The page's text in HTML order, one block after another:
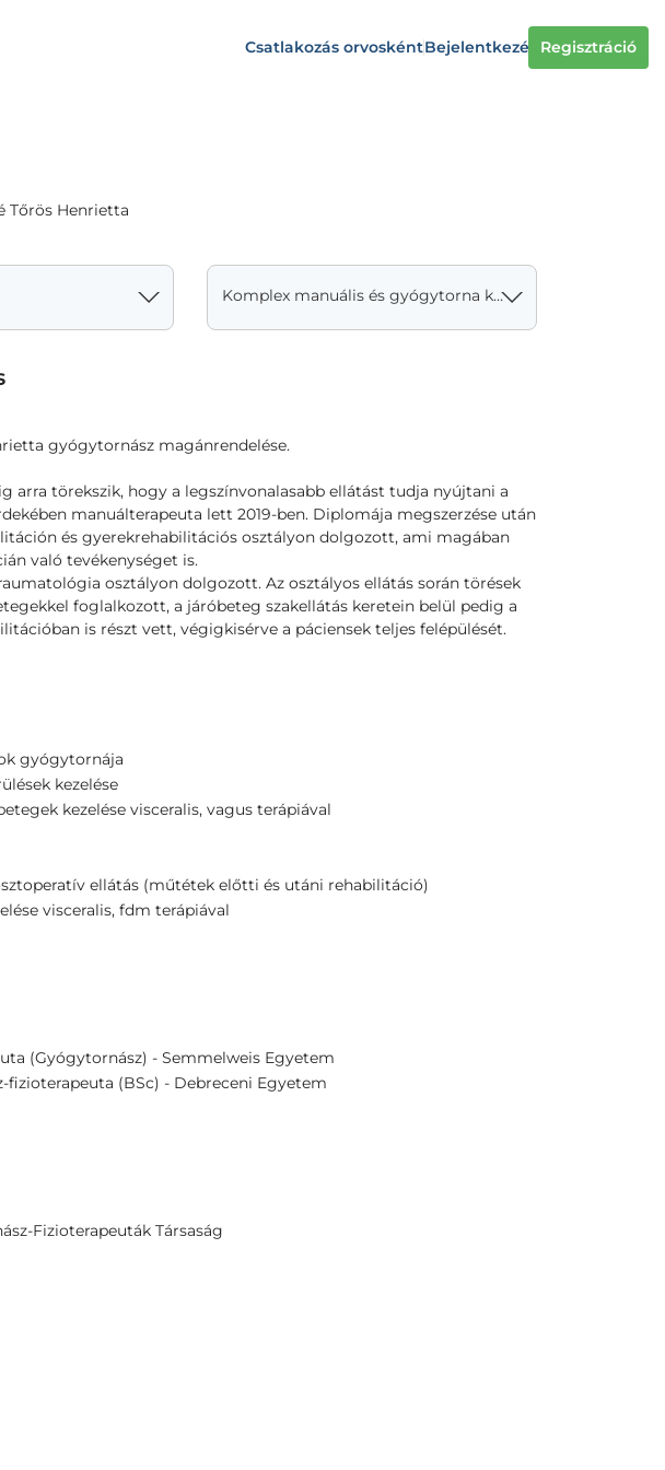
Csatlakozás orvoskéntBejelentkezés Regisztráció
Tőrös Henrietta
Komplex manuális és gyógytorna kezelés - egyéni
gyógytornász magánrendelése.
arra törekszik, hogy a legszínvonalasabb ellátást tudja nyújtani a
manuálterapeuta lett 2019-ben. Diplomája megszerzése után
és gyerekrehabilitációs osztályon dolgozott, ami magában
való tevékenységet is.
osztályon dolgozott. Az osztályos ellátás során törések
foglalkozott, a járóbeteg szakellátás keretein belül pedig a
is részt vett, végigkisérve a páciensek teljes felépülését.
gyógytornája
kezelése
kezelése visceralis, vagus terápiával
ellátás (műtétek előtti és utáni rehabilitáció)
visceralis, fdm terápiával
(Gyógytornász) - Semmelweis Egyetem
fizioterapeuta (BSc) - Debreceni Egyetem
Fizioterapeuták Társaság